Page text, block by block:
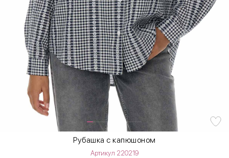
Рубашка с капюшоном
Артикул 220219